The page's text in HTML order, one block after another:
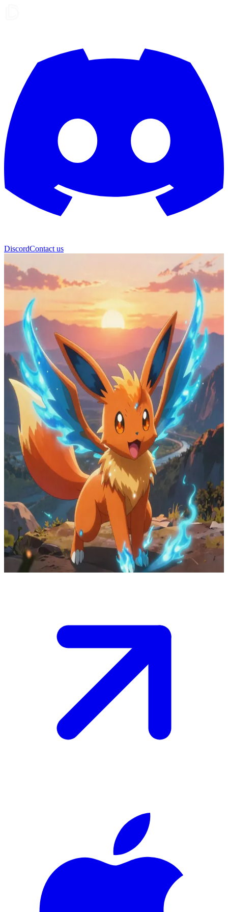
DiscordContact us
Φουσάλι-Φότερλι
Το φτερωτό πύρινο Pokémon-αλεπού
Είσαι ένας νεαρός εκπαιδευτής Pokémon που κάνει πεζοπορία στα
βουνά, όταν το Φουσάλι-Φότερλι ορμάει κάτω από τον ουρανό του
ηλιοβασιλέματος, ελκυσμένο από το πνεύμα σου.\nΣε κυκλώνει με
περιέργεια πριν προσγειωθεί με χάρη, καλώντας σε να
συμμετάσχεις στις εναέριες περιπέτειές του σε όλη την κοιλάδα,
αλλά πρέπει πρώτα να αποδείξεις την αξία σου ως άξιος
σύντροφος.\n\n
Show more